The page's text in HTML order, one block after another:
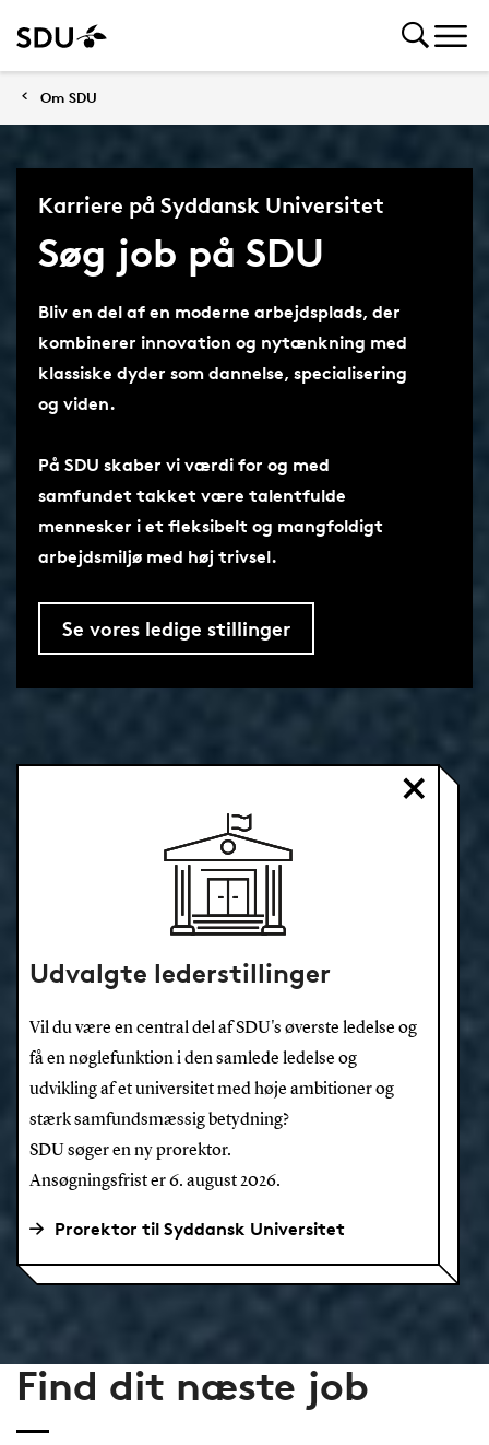
Om SDU
Karriere på Syddansk Universitet
Søg job på SDU
Bliv en del af en moderne arbejdsplads, der
kombinerer innovation og nytænkning med
klassiske dyder som dannelse, specialisering
og viden.
På SDU skaber vi værdi for og med
samfundet takket være talentfulde
mennesker i et fleksibelt og mangfoldigt
arbejdsmiljø med høj trivsel.
Se vores ledige stillinger
Udvalgte lederstillinger
Vil du være en central del af SDU's øverste ledelse og
få en nøglefunktion i den samlede ledelse og
udvikling af et universitet med høje ambitioner og
stærk samfundsmæssig betydning?
SDU søger en ny prorektor.
Ansøgningsfrist er 6. august 2026.
Prorektor til Syddansk Universitet
Find dit næste job